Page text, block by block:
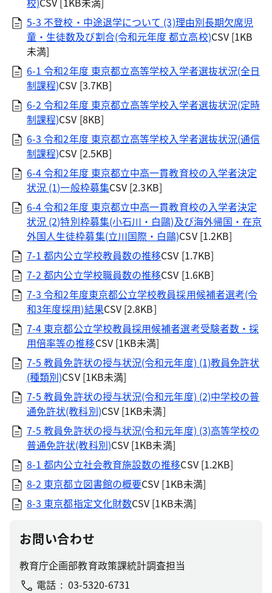
5-3 不登校・中途退学について (3)理由別長期欠席児
童・生徒数及び割合(令和元年度 都立高校)CSV [1KB
未満]
6-1 令和2年度 東京都立高等学校入学者選抜状況(全日
制課程)CSV [3.7KB]
6-2 令和2年度 東京都立高等学校入学者選抜状況(定時
制課程)CSV [8KB]
6-3 令和2年度 東京都立高等学校入学者選抜状況(通信
制課程)CSV [2.5KB]
6-4 令和2年度 東京都立中高一貫教育校の入学者決定
状況 (1)一般枠募集CSV [2.3KB]
6-4 令和2年度 東京都立中高一貫教育校の入学者決定
状況 (2)特別枠募集(小石川・白鷗)及び海外帰国・在京
外国人生徒枠募集(立川国際・白鷗)CSV [1.2KB]
7-1 都内公立学校教員数の推移CSV [1.7KB]
7-2 都内公立学校職員数の推移CSV [1.6KB]
7-3 令和2年度東京都公立学校教員採用候補者選考(令
和3年度採用)結果CSV [2.8KB]
7-4 東京都公立学校教員採用候補者選考受験者数・採
用倍率等の推移CSV [1KB未満]
7-5 教員免許状の授与状況(令和元年度) (1)教員免許状
(種類別)CSV [1KB未満]
7-5 教員免許状の授与状況(令和元年度) (2)中学校の普
通免許状(教科別)CSV [1KB未満]
7-5 教員免許状の授与状況(令和元年度) (3)高等学校の
普通免許状(教科別)CSV [1KB未満]
8-1 都内公立社会教育施設数の推移CSV [1.2KB]
8-2 東京都立図書館の概要CSV [1KB未満]
8-3 東京都指定文化財数CSV [1KB未満]
お問い合わせ
教育庁企画部教育政策課統計調査担当
電話
03-5320-6731